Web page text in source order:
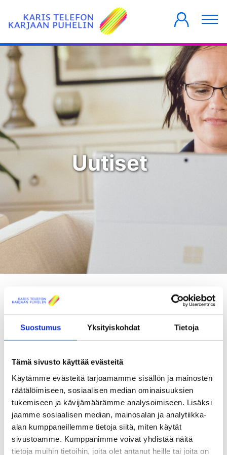
Suostumus Yksityiskohdat Tietoja
Tämä sivusto käyttää evästeitä
Käytämme evästeitä tarjoamamme sisällön ja mainosten
räätälöimiseen, sosiaalisen median ominaisuuksien
tukemiseen ja kävijämäärämme analysoimiseen. Lisäksi
jaamme sosiaalisen median, mainosalan ja analytiikka-
alan kumppaneillemme tietoja siitä, miten käytät
sivustoamme. Kumppanimme voivat yhdistää näitä
tietoja muihin tietoihin, joita olet antanut heille tai joita on
YRITYKSILLE
Uutiset
Kuituliittymän toimitus - uudet
videot julkaistu
Uutiset Julkaistu: 08.10.2024
Miten kuituliittymä käytännössä toimitetaan? Miten
valokuitukaapeli kaivetaan talollesi? Entä miten asennus
hoidetaan kodissasi? Kuinka yhdistät kodin laitteet uuteen
nettiin?